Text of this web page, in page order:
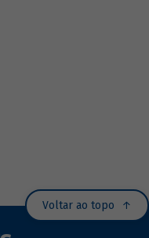
Voltar ao topo